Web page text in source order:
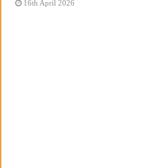
16th April 2026